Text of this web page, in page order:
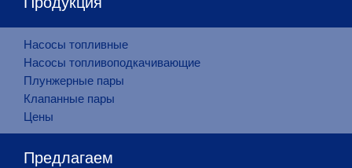
Насосы топливные
Насосы топливоподкачивающие
Плунжерные пары
Клапанные пары
Цены
Предлагаем